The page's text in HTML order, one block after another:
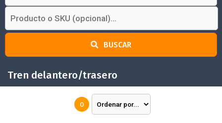
BUSCAR
Tren delantero/trasero
0